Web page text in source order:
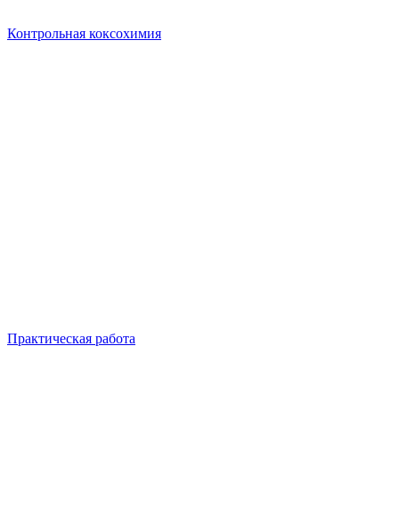
Контрольная коксохимия
Практическая работа